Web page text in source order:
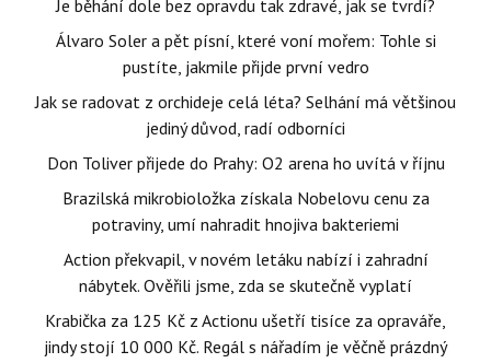
Je běhání dole bez opravdu tak zdravé, jak se tvrdí?
Álvaro Soler a pět písní, které voní mořem: Tohle si
pustíte, jakmile přijde první vedro
Jak se radovat z orchideje celá léta? Selhání má většinou
jediný důvod, radí odborníci
Don Toliver přijede do Prahy: O2 arena ho uvítá v říjnu
Brazilská mikrobioložka získala Nobelovu cenu za
potraviny, umí nahradit hnojiva bakteriemi
Action překvapil, v novém letáku nabízí i zahradní
nábytek. Ověřili jsme, zda se skutečně vyplatí
Krabička za 125 Kč z Actionu ušetří tisíce za opraváře,
jindy stojí 10 000 Kč. Regál s nářadím je věčně prázdný